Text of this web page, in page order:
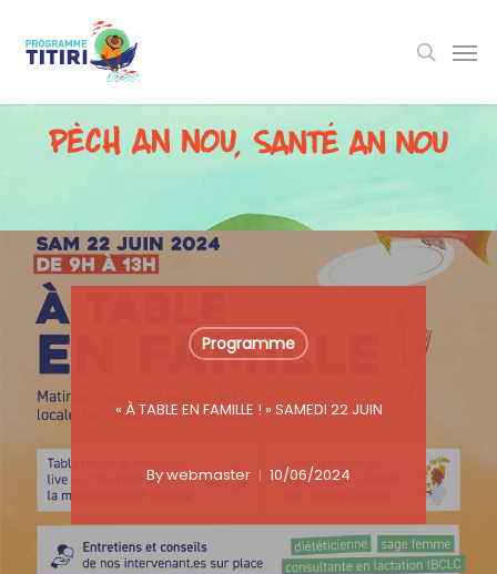
main
content
Programme
« À TABLE EN FAMILLE ! » SAMEDI 22 JUIN
Bywebmaster 10/06/2024